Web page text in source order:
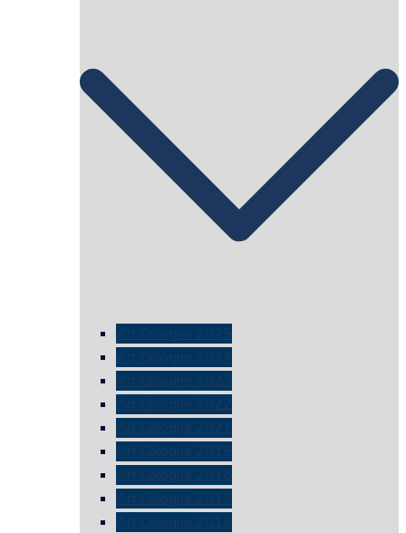
Art Cologne 2025
Art Cologne 2024
Art Cologne 2023
Art Cologne 2022
Art Cologne 2021
Art Cologne 2019
Art Cologne 2018
Art Cologne 2017
Art Cologne 2016